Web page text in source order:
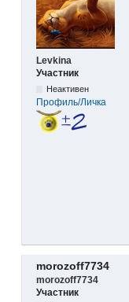
Levkina
Участник
Неактивен
Профиль/Личка
morozoff7734
morozoff7734
Участник